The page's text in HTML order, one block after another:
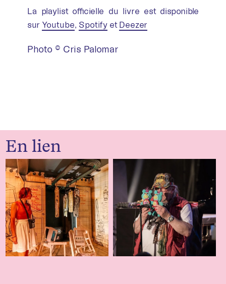
La playlist officielle du livre est disponible
sur Youtube, Spotifyet Deezer
Photo © Cris Palomar
En lien